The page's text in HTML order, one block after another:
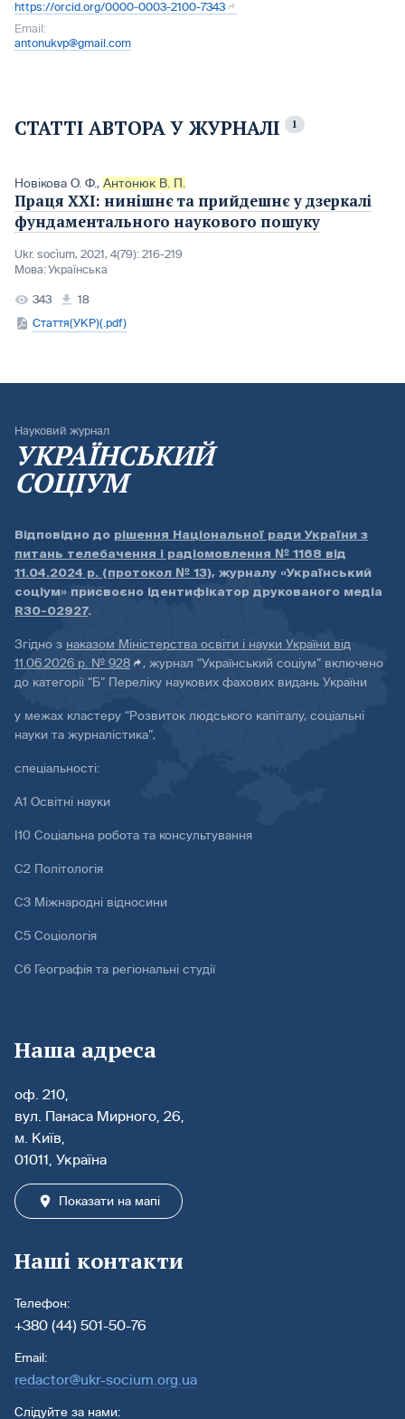
https://orcid.org/0000-0003-2100-7343
Email:
antonukvp@gmail.com
СТАТТІ АВТОРА У ЖУРНАЛІ 1
Новікова О. Ф., Антонюк В. П.
Праця ХХІ: нинішнє та прийдешнє у дзеркалі
фундаментального наукового пошуку
Ukr. socìum, 2021, 4(79): 216-219
Мова:Українська
343
18
Стаття(УКР)(.pdf)
Науковий журнал
УКРАЇНСЬКИЙ
СОЦІУМ
Відповідно до рішення Національної ради України з
питань телебачення і радіомовлення № 1168 від
11.04.2024 р. (протокол № 13), журналу «Український
соціум» присвоєно ідентифікатор друкованого медіа
R30-02927.
Згідно з наказом Міністерства освіти і науки України від
11.06.2026 р. № 928
, журнал “Український соціум” включено
до категорії “Б” Переліку наукових фахових видань України
у межах кластеру “Розвиток людського капіталу, соціальні
науки та журналістика”,
спеціальності:
А1 Освітні науки
І10 Соціальна робота та консультування
С2 Політологія
С3 Міжнародні відносини
С5 Соціологія
С6 Географія та регіональні студії
Наша адреса
оф. 210,
вул. Панаса Мирного, 26,
м. Київ,
01011, Україна
Показати на мапі
Наші контакти
Телефон:
+380 (44) 501-50-76
Email:
redactor@ukr-socium.org.ua
Слідуйте за нами: